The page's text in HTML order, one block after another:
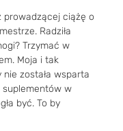
prowadzącej ciążę o
Radziła
Trzymać w
Moja i tak
została wsparta
suplementów w
być. To by